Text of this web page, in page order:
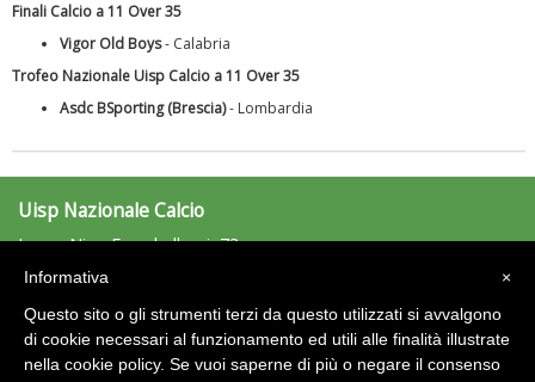
La formazione Uisp rallenta ma prosegue anche in estate
Finali Calcio a 11 Over 35
Vigor Old Boys- Calabria
Trofeo Nazionale Uisp Calcio a 11 Over 35
Asdc BSporting (Brescia)- Lombardia
Uisp Nazionale Calcio
Largo Nino Franchellucci, 73
00155 Roma
C.F.: 97029170582
×
Informativa
Questo sito o gli strumenti terzi da questo utilizzati si avvalgono
di cookie necessari al funzionamento ed utili alle finalità illustrate
nella cookie policy. Se vuoi saperne di più o negare il consenso